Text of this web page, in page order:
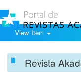
View Item
Revista